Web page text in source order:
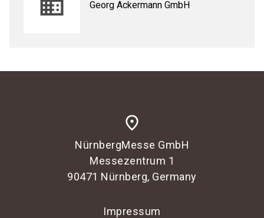
Georg Ackermann GmbH
place
NürnbergMesse GmbH
Messezentrum 1
90471 Nürnberg, Germany
Impressum